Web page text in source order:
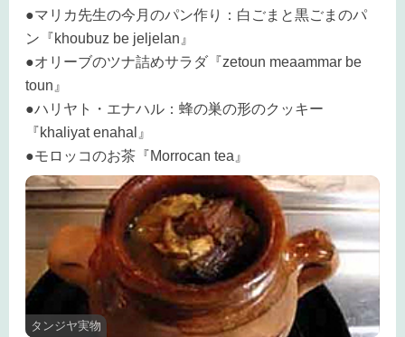
●マリカ先生の今月のパン作り：白ごまと黒ごまのパ
ン『khoubuz be jeljelan』
●オリーブのツナ詰めサラダ『zetoun meaammar be
toun』
●ハリヤト・エナハル：蜂の巣の形のクッキー
『khaliyat enahal』
●モロッコのお茶『Morrocan tea』
タンジヤ実物